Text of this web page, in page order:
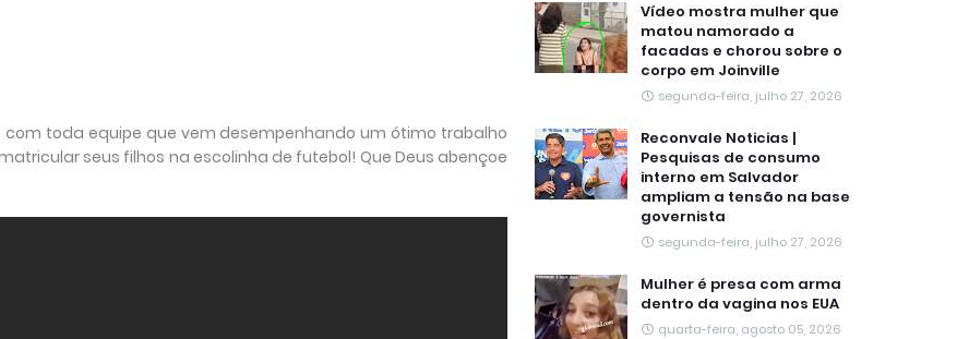
toda equipe que vem desempenhando um ótimo trabalho
seus filhos na escolinha de futebol! Que Deus abençoe
Vídeo mostra mulher que
matou namorado a
facadas e chorou sobre o
corpo em Joinville
segunda-feira, julho 27, 2026
Reconvale Noticias |
Pesquisas de consumo
interno em Salvador
ampliam a tensão na base
governista
segunda-feira, julho 27, 2026
Mulher é presa com arma
dentro da vagina nos EUA
quarta-feira, agosto 05, 2026